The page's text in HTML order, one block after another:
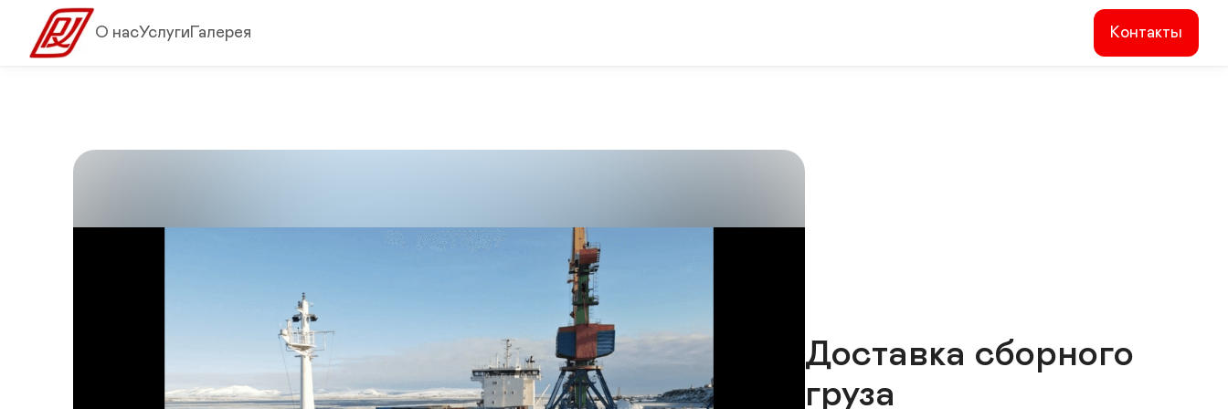
О насУслугиГалерея Контакты
Доставка сборного
груза